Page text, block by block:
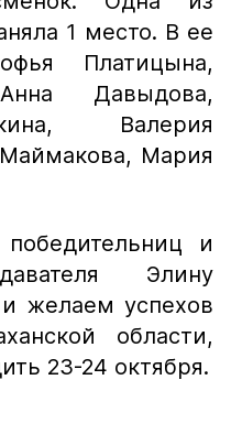
1 место. В ее
Платицына,
Давыдова,
Валерия
Мария
и
Элину
желаем успехов
области,
23-24 октября.